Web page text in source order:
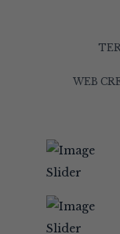
WEB